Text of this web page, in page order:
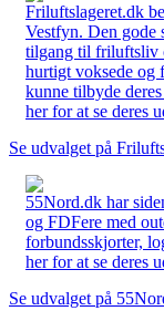
Friluftslageret.dk
Vestfyn. Den gode
tilgang til friluftsliv
hurtigt voksede og
kunne tilbyde
her for at se deres
Se udvalget på
55Nord.dk har
og FDFere med
forbundsskjorter,
her for at se deres
Se udvalget på